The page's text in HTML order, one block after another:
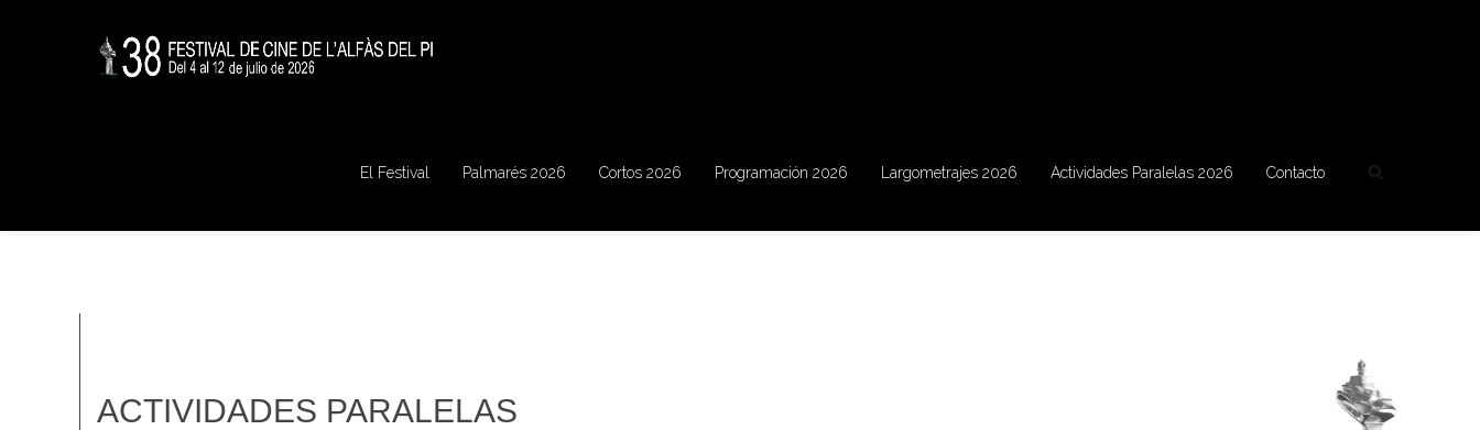
El Festival Palmarés 2026 Cortos 2026 Programación 2026 Largometrajes 2026 Actividades Paralelas 2026 Contacto
ACTIVIDADES PARALELAS